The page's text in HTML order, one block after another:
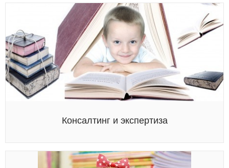
Консалтинг и экспертиза